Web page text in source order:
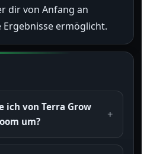
dir von Anfang an
ermöglicht.
ich von Terra Grow
um?